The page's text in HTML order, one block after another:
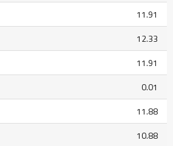
11.91
12.33
11.91
0.01
11.88
10.88